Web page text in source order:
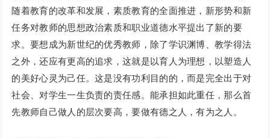
随着教育的改革和发展，素质教育的全面推进，新形势和新
任务对教师的思想政治素质和职业道德水平提出了新的要
求。要想成为新世纪的优秀教师，除了学识渊博、教学得法
之外，还应有更高的追求，这就是以育人为理想，以塑造人
的美好心灵为己任。这是没有功利目的的，而是完全出于对
社会、对学生一生负责的责任感。能承担如此重任，那么首
先教师自己做人的层次要高，要做有德之人，有为之人。